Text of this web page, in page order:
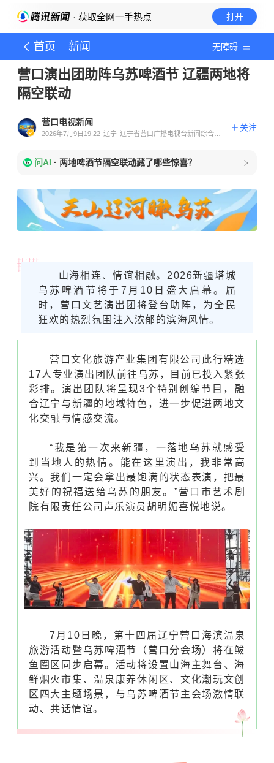
· 获取全网一手热点 打开
首页 新闻 无障碍
营口演出团助阵乌苏啤酒节 辽疆两地将
隔空联动
营口电视新闻
2026年7月9日19:22 辽宁 辽宁省营口广播电视台新闻综合广
关注
问AI · 两地啤酒节隔空联动藏了哪些惊喜？
山海相连、情谊相融。2026新疆塔城
乌苏啤酒节将于7月10日盛大启幕。届
时，营口文艺演出团将登台助阵，为全民
狂欢的热烈氛围注入浓郁的滨海风情。
营口文化旅游产业集团有限公司此行精选
17人专业演出团队前往乌苏，目前已投入紧张
彩排。演出团队将呈现3个特别创编节目，融
合辽宁与新疆的地域特色，进一步促进两地文
化交融与情感交流。
“我是第一次来新疆，一落地乌苏就感受
到当地人的热情。能在这里演出，我非常高
兴。我们一定会拿出最饱满的状态表演，把最
美好的祝福送给乌苏的朋友。”营口市艺术剧
院有限责任公司声乐演员胡明媚喜悦地说。
7月10日晚，第十四届辽宁营口海滨温泉
旅游活动暨乌苏啤酒节（营口分会场）将在鲅
鱼圈区同步启幕。活动将设置山海主舞台、海
鲜烟火市集、温泉康养休闲区、文化潮玩文创
区四大主题场景，与乌苏啤酒节主会场激情联
动、共话情谊。